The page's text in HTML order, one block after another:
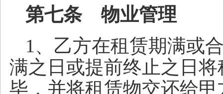
第七条 物业管理
1、乙方在租赁期满或
满之日或提前终止之日
毕，并将租赁物交还给